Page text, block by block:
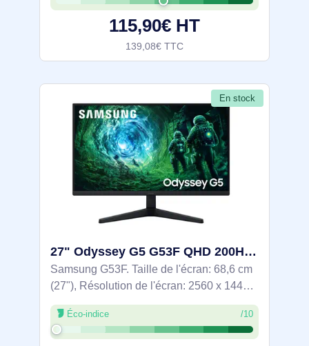
hauteur réglable et pivot 90°, compatibilité
115,90€ HT
139,08€ TTC
En stock
27" Odyssey G5 G53F QHD 200Hz Gaming Monitor - LS27FG530EUXEN
Samsung G53F. Taille de l'écran: 68,6 cm
(27"), Résolution de l'écran: 2560 x 1440
pixels, Type HD: Quad HD, Technologie
d'affichage: LCD, Format d'image: 16:9,
Angle de vision horizontal: 178°,
Éco-indice /10